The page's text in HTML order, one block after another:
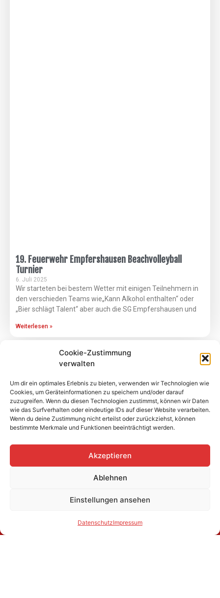
Cookie-Zustimmung
verwalten
Um dir ein optimales Erlebnis zu bieten, verwenden wir Technologien wie
Cookies, um Geräteinformationen zu speichern und/oder darauf
zuzugreifen. Wenn du diesen Technologien zustimmst, können wir Daten
wie das Surfverhalten oder eindeutige IDs auf dieser Website verarbeiten.
Wenn du deine Zustimmung nicht erteilst oder zurückziehst, können
bestimmte Merkmale und Funktionen beeinträchtigt werden.
Akzeptieren
Ablehnen
Einstellungen ansehen
DatenschutzImpressum
19. Feuerwehr Empfershausen Beachvolleyball
Turnier
6. Juli 2025
Wir starteten bei bestem Wetter mit einigen Teilnehmern in
den verschieden Teams wie„Kann Alkohol enthalten“ oder
„Bier schlägt Talent“ aber auch die SG Empfershausen und
Weiterlesen »
Wir freuen Uns auf Euren Besuch.